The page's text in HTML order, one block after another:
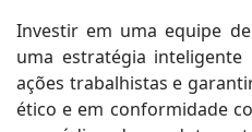
Investir em uma equipe
uma estratégia
ações trabalhistas e
ético e em conformidade